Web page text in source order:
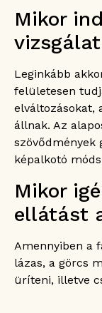
Mikor
Leginkább
felületesen
elváltozásokat,
állnak. Az
szövődmények
képalkotó
Mikor
ellátást
Amennyiben a
lázas, a görcs
üríteni, illetve